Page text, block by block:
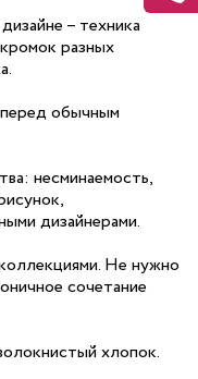
– техника
разных
обычным
несминаемость,
дизайнерами.
Не нужно
сочетание
хлопок.